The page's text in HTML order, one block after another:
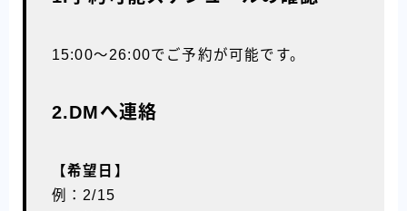
15:00〜26:00でご予約が可能です。
2.DMへ連絡
【希望日】
例：2/15